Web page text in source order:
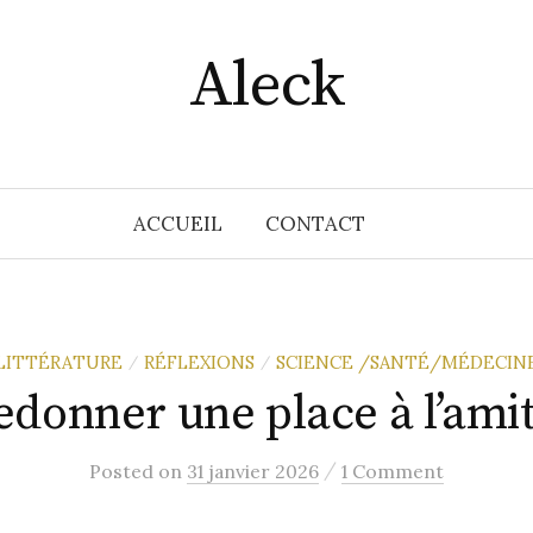
Aleck
ACCUEIL CONTACT
/ RÉFLEXIONS / SCIENCE /SANTÉ/
une place à
Posted on 31 janvier 2026 / 1 Comment